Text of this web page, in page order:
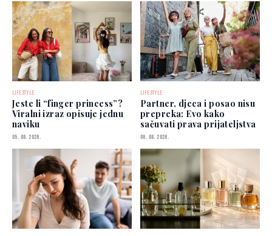
LIFESTYLE
Jeste li “finger princess”?
Viralni izraz opisuje jednu
naviku
05. 08. 2026.
LIFESTYLE
Partner, djeca i posao nisu
prepreka: Evo kako
sačuvati prava prijateljstva
06. 08. 2026.